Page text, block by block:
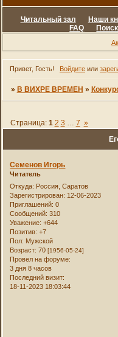
Читальный зал Наши
FAQ
Поиск
Привет, Гость! Войдитеили
» В ВИХРЕ ВРЕМЕН »
Страница: 1 2 3 … 7 »
Семенов Игорь
Читатель
Откуда: Россия, Саратов
Зарегистрирован: 12-06-2023
Приглашений: 0
Сообщений: 310
Уважение: +644
Позитив: +7
Пол: Мужской
Возраст: 70[1956-05-24]
Провел на форуме:
3 дня 8 часов
Последний визит:
18-11-2023 18:03:44